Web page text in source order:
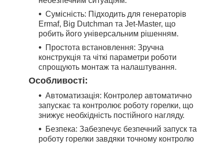
Сумісність: Підходить для генераторів
Ermaf, Big Dutchman та Jet-Master, що
робить його універсальним рішенням.
Простота встановлення: Зручна
конструкція та чіткі параметри роботи
спрощують монтаж та налаштування.
Особливості:
Автоматизація: Контролер автоматично
запускає та контролює роботу горелки, що
знижує необхідність постійного нагляду.
Безпека: Забезпечує безпечний запуск та
роботу горелки завдяки точному контролю